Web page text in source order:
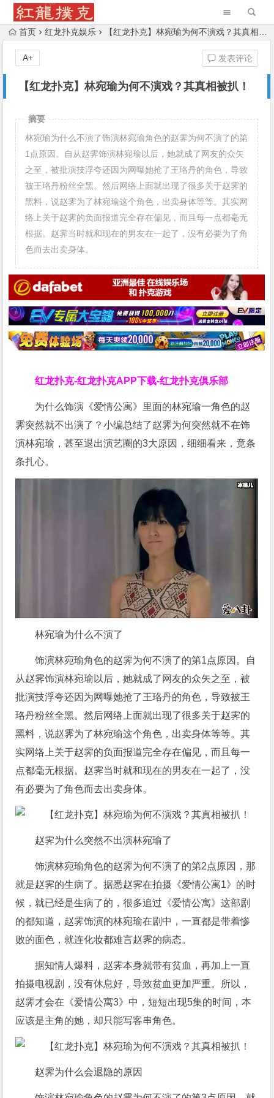
首页 红龙扑克娱乐 【红龙扑克】林宛瑜为何不演戏？其真相被扒！
【红龙扑克】林宛瑜为何不演戏？其真相被扒！
发表评论
A+
摘要
林宛瑜为什么不演了饰演林宛瑜角色的赵霁为何不演了的第
1点原因。自从赵霁饰演林宛瑜以后，她就成了网友的众矢
之至，被批演技浮夸还因为网曝她抢了王珞丹的角色，导致
被王珞丹粉丝全黑。然后网络上面就出现了很多关于赵霁的
黑料，说赵霁为了林宛瑜这个角色，出卖身体等等。其实网
络上关于赵霁的负面报道完全存在偏见，而且每一点都毫无
根据。赵霁当时就和现在的男友在一起了，没有必要为了角
色而去出卖身体。
红龙扑克-红龙扑克APP下载-红龙扑克俱乐部
为什么饰演《爱情公寓》里面的林宛瑜一角色的赵
霁突然就不出演了？小编总结了赵霁为何突然就不在饰
演林宛瑜，甚至退出演艺圈的3大原因，细细看来，竟条
条扎心。
林宛瑜为什么不演了
饰演林宛瑜角色的赵霁为何不演了的第1点原因。自
从赵霁饰演林宛瑜以后，她就成了网友的众矢之至，被
批演技浮夸还因为网曝她抢了王珞丹的角色，导致被王
珞丹粉丝全黑。然后网络上面就出现了很多关于赵霁的
黑料，说赵霁为了林宛瑜这个角色，出卖身体等等。其
实网络上关于赵霁的负面报道完全存在偏见，而且每一
点都毫无根据。赵霁当时就和现在的男友在一起了，没
有必要为了角色而去出卖身体。
赵霁为什么突然不出演林宛瑜了
饰演林宛瑜角色的赵霁为何不演了的第2点原因，那
就是赵霁的生病了。据悉赵霁在拍摄《爱情公寓1》的时
候，就已经是生病了的，很多追过《爱情公寓》这部剧
的都知道，赵霁饰演的林宛瑜在剧中，一直都是带着惨
败的面色，就连化妆都难言赵霁的病态。
据知情人爆料，赵霁本身就带有贫血，再加上一直
拍摄电视剧，没有休息好，导致贫血更加严重。所以，
赵霁才会在《爱情公寓3》中，短短出现5集的时间，本
应该是主角的她，却只能写客串角色。
赵霁为什么会退隐的原因